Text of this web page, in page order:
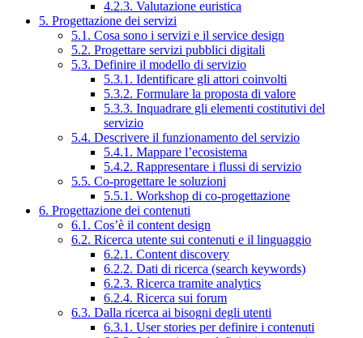
4.2.3. Valutazione euristica
5. Progettazione dei servizi
5.1. Cosa sono i servizi e il service design
5.2. Progettare servizi pubblici digitali
5.3. Definire il modello di servizio
5.3.1. Identificare gli attori coinvolti
5.3.2. Formulare la proposta di valore
5.3.3. Inquadrare gli elementi costitutivi del
servizio
5.4. Descrivere il funzionamento del servizio
5.4.1. Mappare l’ecosistema
5.4.2. Rappresentare i flussi di servizio
5.5. Co-progettare le soluzioni
5.5.1. Workshop di co-progettazione
6. Progettazione dei contenuti
6.1. Cos’è il content design
6.2. Ricerca utente sui contenuti e il linguaggio
6.2.1. Content discovery
6.2.2. Dati di ricerca (search keywords)
6.2.3. Ricerca tramite analytics
6.2.4. Ricerca sui forum
6.3. Dalla ricerca ai bisogni degli utenti
6.3.1. User stories per definire i contenuti